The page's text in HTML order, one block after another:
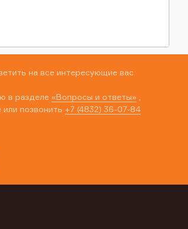
на все интересующие вас
в разделе «Вопросы и ответы»
позвонить +7 (4832) 36-07-84